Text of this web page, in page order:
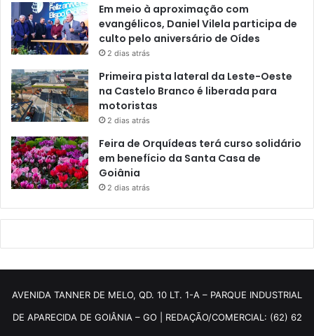
Em meio à aproximação com
evangélicos, Daniel Vilela participa de
culto pelo aniversário de Oídes
2 dias atrás
Primeira pista lateral da Leste-Oeste
na Castelo Branco é liberada para
motoristas
2 dias atrás
Feira de Orquídeas terá curso solidário
em benefício da Santa Casa de
Goiânia
2 dias atrás
AVENIDA TANNER DE MELO, QD. 10 LT. 1-A – PARQUE INDUSTRIAL
DE APARECIDA DE GOIÂNIA – GO | REDAÇÃO/COMERCIAL: (62) 62